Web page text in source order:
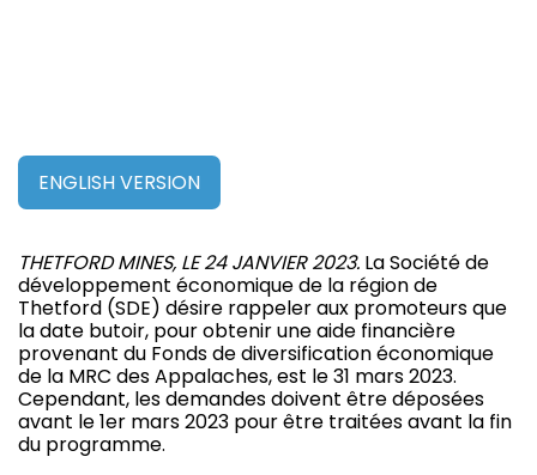
ENGLISH VERSION
THETFORD MINES, LE 24 JANVIER 2023. La Société de
développement économique de la région de
Thetford (SDE) désire rappeler aux promoteurs que
la date butoir, pour obtenir une aide financière
provenant du Fonds de diversification économique
de la MRC des Appalaches, est le 31 mars 2023.
Cependant, les demandes doivent être déposées
avant le 1er mars 2023 pour être traitées avant la fin
du programme.